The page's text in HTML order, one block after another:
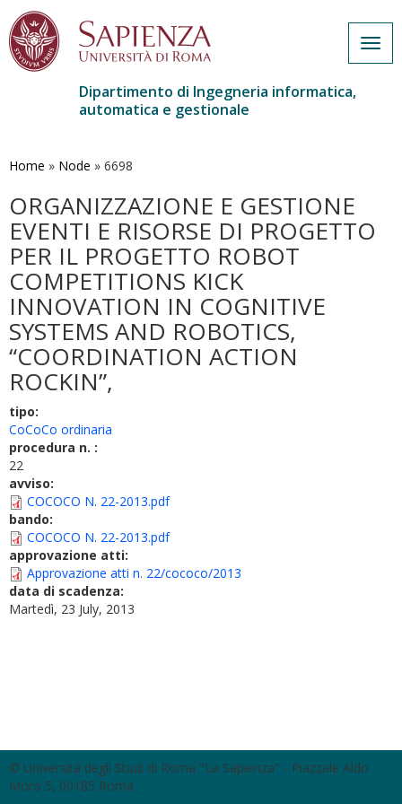
contenuto
Dipartimento di Ingegneria informatica,
automatica e gestionale
Home » Node » 6698
ORGANIZZAZIONE E GESTIONE
EVENTI E RISORSE DI PROGETTO
PER IL PROGETTO ROBOT
COMPETITIONS KICK
INNOVATION IN COGNITIVE
SYSTEMS AND ROBOTICS,
“COORDINATION ACTION
ROCKIN”,
tipo:
CoCoCo ordinaria
procedura n. :
22
avviso:
COCOCO N. 22-2013.pdf
bando:
COCOCO N. 22-2013.pdf
approvazione atti:
Approvazione atti n. 22/cococo/2013
data di scadenza:
Martedì, 23 July, 2013
© Università degli Studi di Roma "La Sapienza" - Piazzale Aldo
Moro 5, 00185 Roma